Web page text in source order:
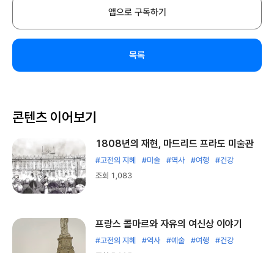
앱으로 구독하기
목록
콘텐츠 이어보기
1808년의 재현, 마드리드 프라도 미술관
#고전의 지혜 #미술 #역사 #여행
#건강
조회 1,083
프랑스 콜마르와 자유의 여신상 이야기
#고전의 지혜 #역사 #예술 #여행
#건강